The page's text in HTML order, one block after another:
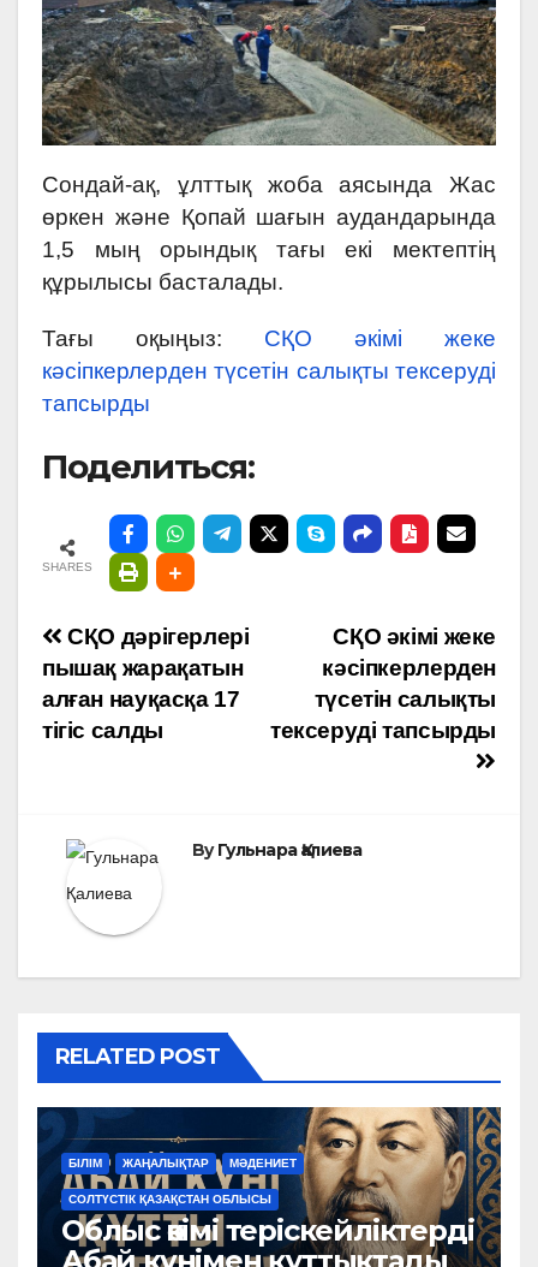
Сондай-ақ, ұлттық жоба аясында Жас
өркен және Қопай шағын аудандарында
1,5 мың орындық тағы екі мектептің
құрылысы басталады.
Тағы оқыңыз: СҚО әкімі жеке
кәсіпкерлерден түсетін салықты тексеруді
тапсырды
Поделиться:
SHARES
Навигация
по
записям
СҚО әкімі жеке
кәсіпкерлерден
түсетін салықты
тексеруді тапсырды
СҚО дәрігерлері
пышақ жарақатын
алған науқасқа 17
тігіс салды
ByГульнара Қалиева
RELATED POST
БІЛІМ ЖАҢАЛЫҚТАР МӘДЕНИЕТ
СОЛТҮСТІК ҚАЗАҚСТАН ОБЛЫСЫ
Облыс әкімі теріскейліктерді